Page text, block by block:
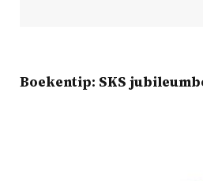
Boekentip: SKS